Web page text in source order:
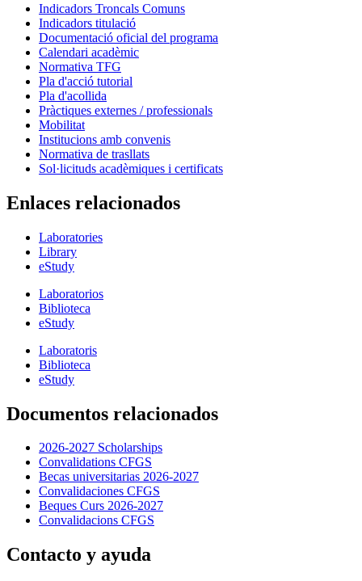
Indicadors Troncals Comuns
Indicadors titulació
Documentació oficial del programa
Calendari acadèmic
Normativa TFG
Pla d'acció tutorial
Pla d'acollida
Pràctiques externes / professionals
Mobilitat
Institucions amb convenis
Normativa de trasllats
Sol·licituds acadèmiques i certificats
Enlaces relacionados
Laboratories
Library
eStudy
Laboratorios
Biblioteca
eStudy
Laboratoris
Biblioteca
eStudy
Documentos relacionados
2026-2027 Scholarships
Convalidations CFGS
Becas universitarias 2026-2027
Convalidaciones CFGS
Beques Curs 2026-2027
Convalidacions CFGS
Contacto y ayuda